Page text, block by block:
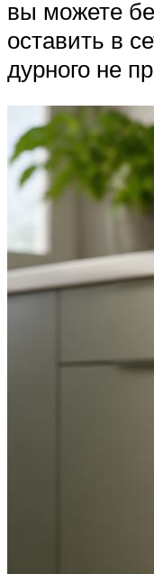
вы можете
оставить в
дурного не